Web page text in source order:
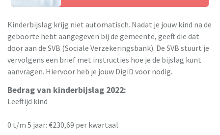
Kinderbijslag krijg niet automatisch. Nadat je jouw kind na de
geboorte hebt aangegeven bij de gemeente, geeft die dat
door aan de SVB (Sociale Verzekeringsbank). De SVB stuurt je
vervolgens een brief met instructies hoe je de bijslag kunt
aanvragen. Hiervoor heb je jouw DigiD voor nodig.
Bedrag van kinderbijslag 2022:
Leeftijd kind
0 t/m 5 jaar: €230,69 per kwartaal